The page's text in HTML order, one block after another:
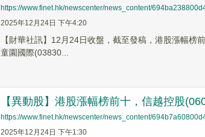
https://www.finet.hk/newscenter/news_content/
2025年12月24日 下午4:20
【財華社訊】12月24日收盤，截至發稿，港股漲幅
童園國際(03830...
【異動股】港股漲幅榜前十，信越控股
https://www.finet.hk/newscenter/news_content/
2025年12月24日 下午1:30